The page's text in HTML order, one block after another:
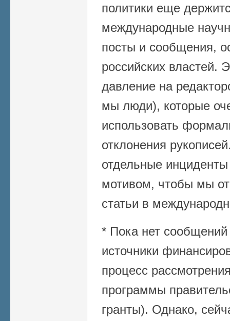
политики еще
международные
посты и сообщения,
российских властей.
давление на
мы люди), которые
использовать
отклонения
отдельные
мотивом, чтобы мы
статьи в
* Пока нет
источники
процесс
программы
гранты). Однако,